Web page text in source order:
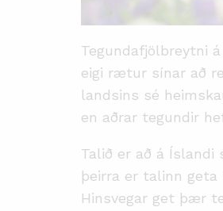
Tegundafjölbreytni
eigi rætur sínar að
landsins sé
en aðrar tegundir
Talið er að á Íslandi
þeirra er talinn geta
Hinsvegar get þær